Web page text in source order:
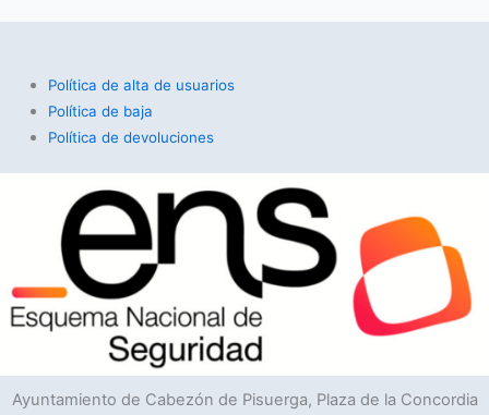
Política de alta de usuarios
Política de baja
Política de devoluciones
Ayuntamiento de Cabezón de Pisuerga, Plaza de la Concordia